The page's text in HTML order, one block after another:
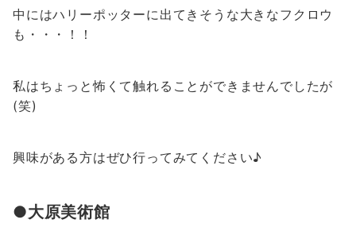
中にはハリーポッターに出てきそうな大きなフクロウ
も・・・！！
私はちょっと怖くて触れることができませんでしたが
(笑)
興味がある方はぜひ行ってみてください♪
●大原美術館